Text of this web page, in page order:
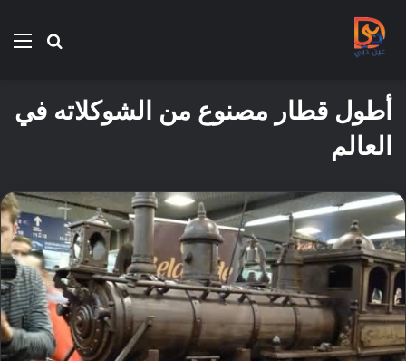
بحث
أطول قطار مصنوع من الشوكلاته في
العالم